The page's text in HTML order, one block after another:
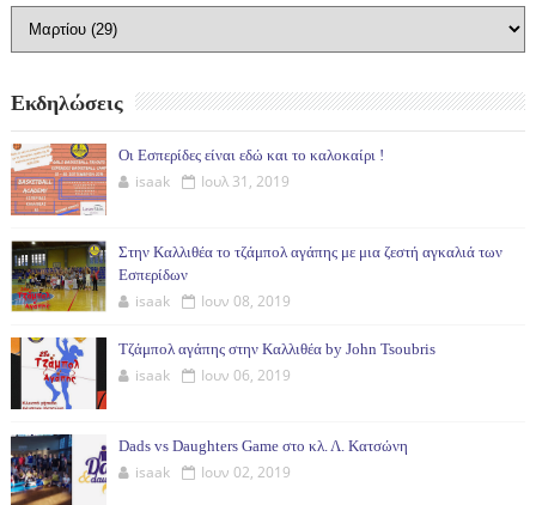
Εκδηλώσεις
Οι Εσπερίδες είναι εδώ και το καλοκαίρι !
isaak Ιουλ 31, 2019
Στην Καλλιθέα το τζάμπολ αγάπης με μια ζεστή αγκαλιά των
Εσπερίδων
isaak Ιουν 08, 2019
Τζάμπολ αγάπης στην Καλλιθέα by John Tsoubris
isaak Ιουν 06, 2019
Dads vs Daughters Game στο κλ. Λ. Κατσώνη
isaak Ιουν 02, 2019